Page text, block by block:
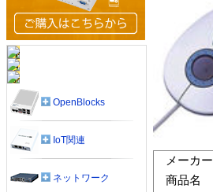
メーカー
商品名
OpenBlocks
IoT関連
ネットワーク